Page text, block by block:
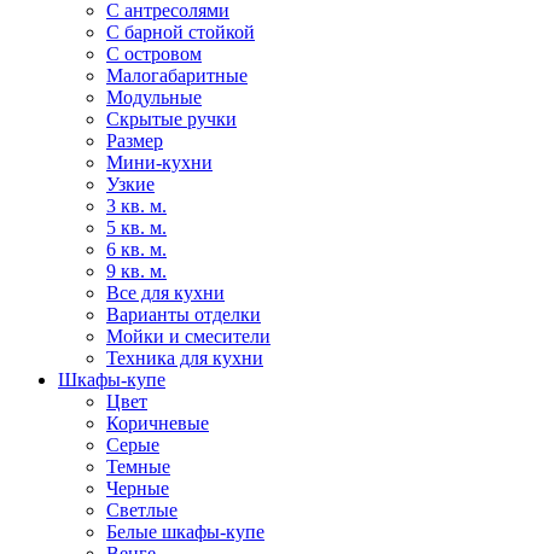
С антресолями
С барной стойкой
С островом
Малогабаритные
Модульные
Скрытые ручки
Размер
Мини-кухни
Узкие
3 кв. м.
5 кв. м.
6 кв. м.
9 кв. м.
Все для кухни
Варианты отделки
Мойки и смесители
Техника для кухни
Шкафы-купе
Цвет
Коричневые
Серые
Темные
Черные
Светлые
Белые шкафы-купе